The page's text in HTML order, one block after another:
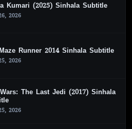
Kumari (2025) Sinhala Subtitle
2026
Runner 2014 Sinhala Subtitle
2026
The Last Jedi (2017) Sinhala
2026